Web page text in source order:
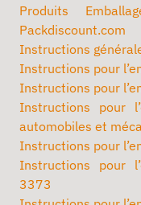
Produits
Packdiscount.com
Instructions
Instructions pour
Instructions pour
Instructions pour
automobiles et
Instructions pour
Instructions pour
3373